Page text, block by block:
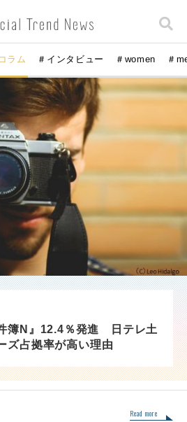
ラム ＃インタビュー ＃women ＃
簿N』12.4％発進 日テレ土
ズ占拠率が高い理由
Read more